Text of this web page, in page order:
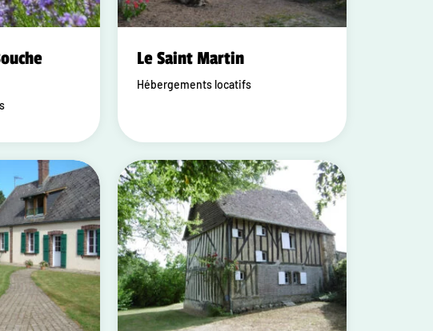
Le Saint Martin
Hébergements locatifs